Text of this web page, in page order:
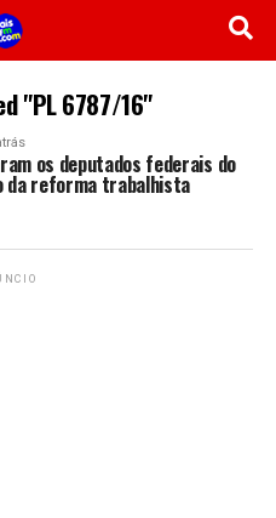
"PL 6787/16"
os deputados federais do
da reforma trabalhista